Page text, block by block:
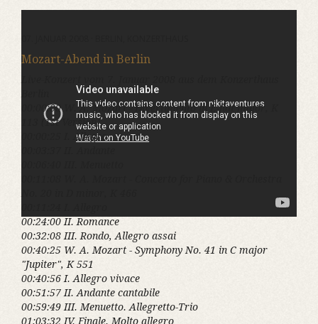
Mozart-Abend in Berlin
00:00:00 W. A. Mozart - Divertimento in E-flat major, K
113 (1st Version)
00:00:25 I. Allegro
00:24:00 II. Romance
00:32:08 III. Rondo, Allegro assai
00:40:25 W. A. Mozart - Symphony No. 41 in C major
"Jupiter", K 551
00:40:56 I. Allegro vivace
00:51:57 II. Andante cantabile
00:59:49 III. Menuetto. Allegretto-Trio
01:03:32 IV. Finale. Molto allegro